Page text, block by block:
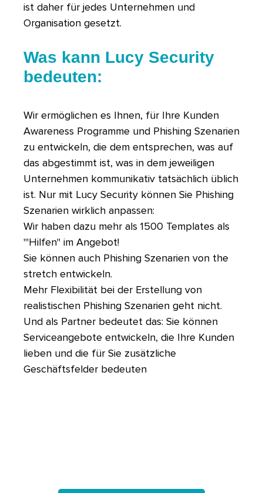
ist daher für jedes Unternehmen und
Organisation gesetzt.
Was kann Lucy Security
bedeuten:
Wir ermöglichen es Ihnen, für Ihre Kunden
Awareness Programme und Phishing Szenarien
zu entwickeln, die dem entsprechen, was auf
das abgestimmt ist, was in dem jeweiligen
Unternehmen kommunikativ tatsächlich üblich
ist. Nur mit Lucy Security können Sie Phishing
Szenarien wirklich anpassen:
Wir haben dazu mehr als 1500 Templates als
"'Hilfen" im Angebot!
Sie können auch Phishing Szenarien von the
stretch entwickeln.
Mehr Flexibilität bei der Erstellung von
realistischen Phishing Szenarien geht nicht.
Und als Partner bedeutet das: Sie können
Serviceangebote entwickeln, die Ihre Kunden
lieben und die für Sie zusätzliche
Geschäftsfelder bedeuten